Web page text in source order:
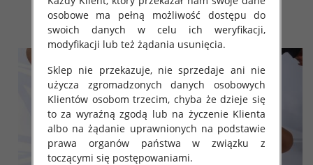
szczegóły szczegóły
osobowe ma pełną możliwość dostępu do
swoich danych w celu ich weryfikacji,
modyfikacji lub też żądania usunięcia.
Sklep nie przekazuje, nie sprzedaje ani nie
użycza zgromadzonych danych osobowych
Klientów osobom trzecim, chyba że dzieje się
to za wyraźną zgodą lub na życzenie Klienta
albo na żądanie uprawnionych na podstawie
prawa organów państwa w związku z
toczącymi się postępowaniami.